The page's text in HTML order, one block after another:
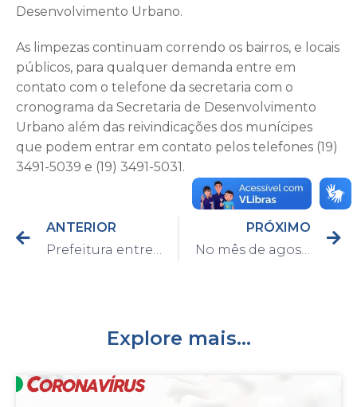
Desenvolvimento Urbano.
As limpezas continuam correndo os bairros, e locais
públicos, para qualquer demanda entre em
contato com o telefone da secretaria com o
cronograma da Secretaria de Desenvolvimento
Urbano além das reivindicações dos munícipes
que podem entrar em contato pelos telefones (19)
3491-5039 e (19) 3491-5031.
ANTERIOR
PRÓXIMO
Explore mais...